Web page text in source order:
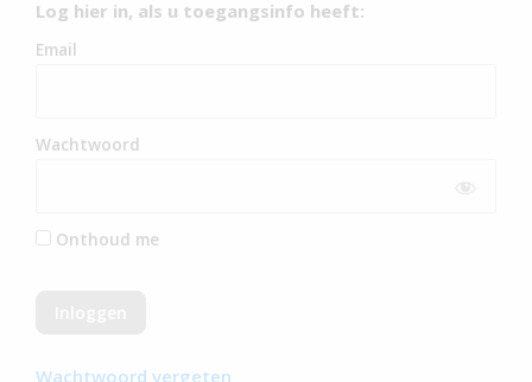
Log hier in, als u toegangsinfo heeft:
Email
Wachtwoord
Onthoud me
Wachtwoord vergeten